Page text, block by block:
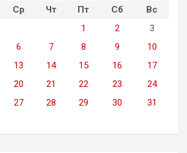
Ср Чт Пт Сб
Вс
1
2
3
6 7 8 9
10
13 14 15 16
17
20 21 22 23
24
27 28 29 30
31